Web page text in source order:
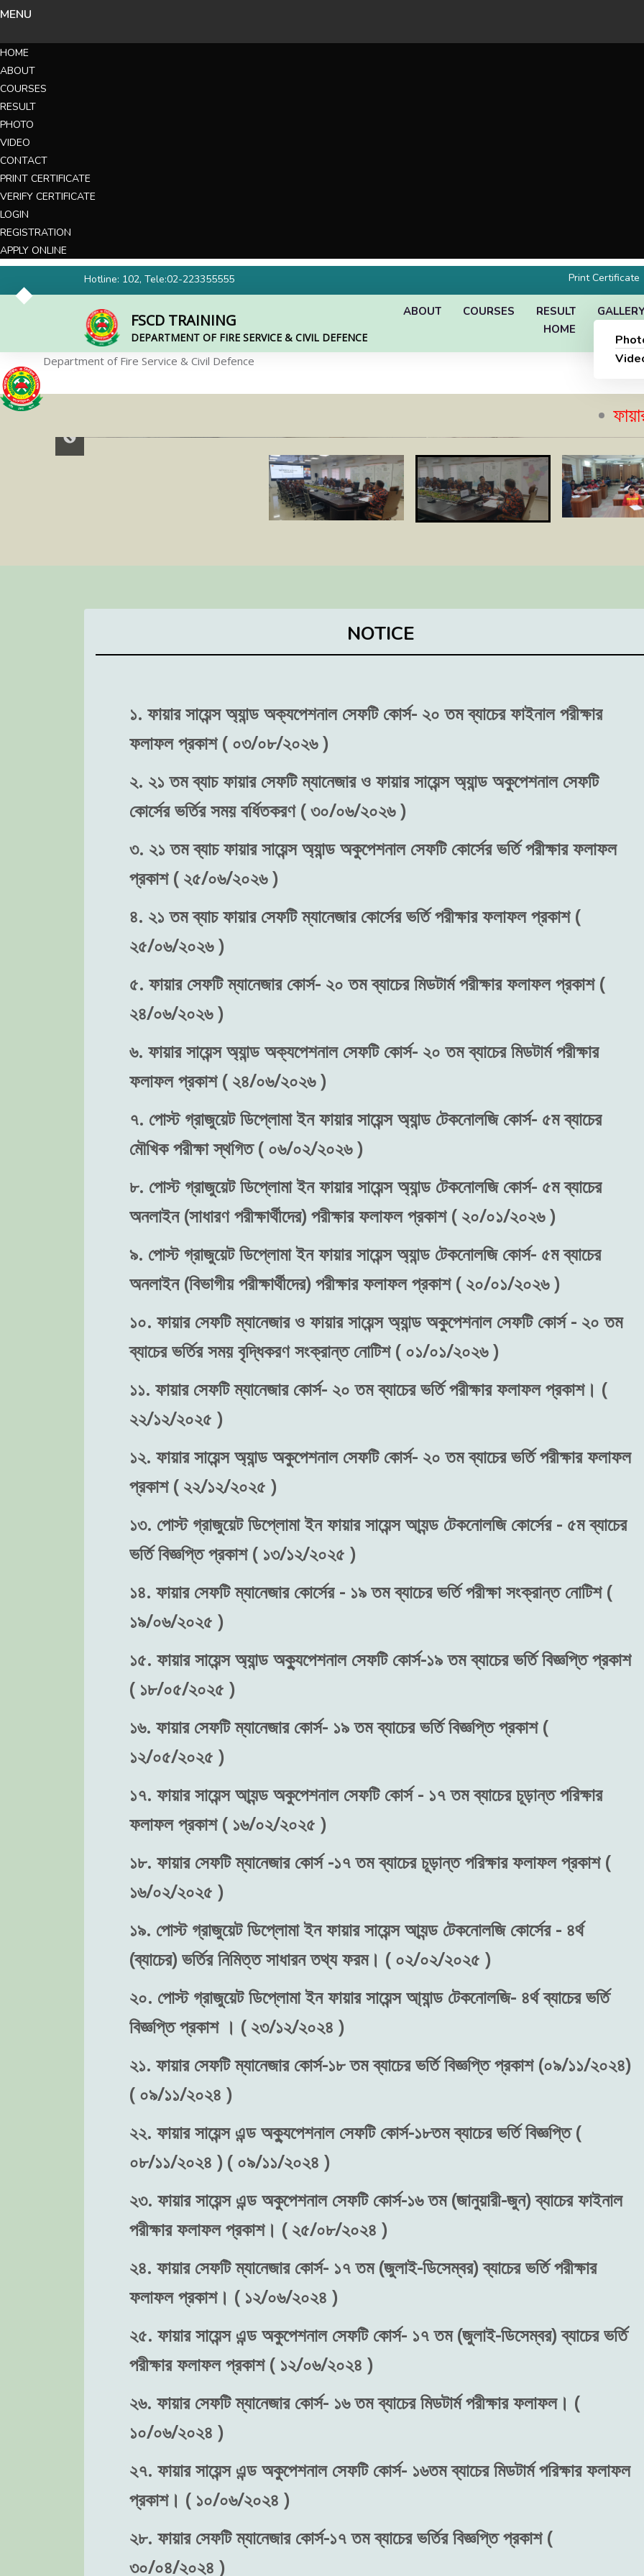
MENU
HOME
ABOUT
COURSES
RESULT
PHOTO
VIDEO
CONTACT
PRINT CERTIFICATE
VERIFY CERTIFICATE
LOGIN
REGISTRATION
APPLY ONLINE
Hotline: 102, Tele:02-223355555 Print Certificate
FSCD TRAINING
DEPARTMENT OF FIRE SERVICE & CIVIL DEFENCE
RESULT
COURSES
ABOUT
HOME
Department of Fire Service & Civil Defence
ফায়ার
NOTICE
১. ফায়ার সায়েন্স অ্যান্ড অক্যপেশনাল সেফটি কোর্স- ২০ তম ব্যাচের ফাইনাল পরীক্ষার
ফলাফল প্রকাশ ( ০৩/০৮/২০২৬ )
২. ২১ তম ব্যাচ ফায়ার সেফটি ম্যানেজার ও ফায়ার সায়েন্স অ্যান্ড অকুপেশনাল সেফটি
কোর্সের ভর্তির সময় বর্ধিতকরণ ( ৩০/০৬/২০২৬ )
৩. ২১ তম ব্যাচ ফায়ার সায়েন্স অ্যান্ড অকুপেশনাল সেফটি কোর্সের ভর্তি পরীক্ষার ফলাফল
প্রকাশ ( ২৫/০৬/২০২৬ )
৪. ২১ তম ব্যাচ ফায়ার সেফটি ম্যানেজার কোর্সের ভর্তি পরীক্ষার ফলাফল প্রকাশ (
২৫/০৬/২০২৬ )
৫. ফায়ার সেফটি ম্যানেজার কোর্স- ২০ তম ব্যাচের মিডটার্ম পরীক্ষার ফলাফল প্রকাশ (
২৪/০৬/২০২৬ )
৬. ফায়ার সায়েন্স অ্যান্ড অক্যপেশনাল সেফটি কোর্স- ২০ তম ব্যাচের মিডটার্ম পরীক্ষার
ফলাফল প্রকাশ ( ২৪/০৬/২০২৬ )
৭. পোস্ট গ্রাজুয়েট ডিপ্লোমা ইন ফায়ার সায়েন্স অ্যান্ড টেকনোলজি কোর্স- ৫ম ব্যাচের
মৌখিক পরীক্ষা স্থগিত ( ০৬/০২/২০২৬ )
৮. পোস্ট গ্রাজুয়েট ডিপ্লোমা ইন ফায়ার সায়েন্স অ্যান্ড টেকনোলজি কোর্স- ৫ম ব্যাচের
অনলাইন (সাধারণ পরীক্ষার্থীদের) পরীক্ষার ফলাফল প্রকাশ ( ২০/০১/২০২৬ )
৯. পোস্ট গ্রাজুয়েট ডিপ্লোমা ইন ফায়ার সায়েন্স অ্যান্ড টেকনোলজি কোর্স- ৫ম ব্যাচের
অনলাইন (বিভাগীয় পরীক্ষার্থীদের) পরীক্ষার ফলাফল প্রকাশ ( ২০/০১/২০২৬ )
১০. ফায়ার সেফটি ম্যানেজার ও ফায়ার সায়েন্স অ্যান্ড অকুপেশনাল সেফটি কোর্স - ২০ তম
ব্যাচের ভর্তির সময় বৃদ্ধিকরণ সংক্রান্ত নোটিশ ( ০১/০১/২০২৬ )
১১. ফায়ার সেফটি ম্যানেজার কোর্স- ২০ তম ব্যাচের ভর্তি পরীক্ষার ফলাফল প্রকাশ। (
২২/১২/২০২৫ )
১২. ফায়ার সায়েন্স অ্যান্ড অকুপেশনাল সেফটি কোর্স- ২০ তম ব্যাচের ভর্তি পরীক্ষার ফলাফল
প্রকাশ ( ২২/১২/২০২৫ )
১৩. পোস্ট গ্রাজুয়েট ডিপ্লোমা ইন ফায়ার সায়েন্স আ্যন্ড টেকনোলজি কোর্সের - ৫ম ব্যাচের
ভর্তি বিজ্ঞপ্তি প্রকাশ ( ১৩/১২/২০২৫ )
১৪. ফায়ার সেফটি ম্যানেজার কোর্সের - ১৯ তম ব্যাচের ভর্তি পরীক্ষা সংক্রান্ত নোটিশ (
১৯/০৬/২০২৫ )
১৫. ফায়ার সায়েন্স অ্যান্ড অক্যুপেশনাল সেফটি কোর্স-১৯ তম ব্যাচের ভর্তি বিজ্ঞপ্তি প্রকাশ
( ১৮/০৫/২০২৫ )
১৬. ফায়ার সেফটি ম্যানেজার কোর্স- ১৯ তম ব্যাচের ভর্তি বিজ্ঞপ্তি প্রকাশ (
১২/০৫/২০২৫ )
১৭. ফায়ার সায়েন্স আ্যন্ড অকুপেশনাল সেফটি কোর্স - ১৭ তম ব্যাচের চূড়ান্ত পরিক্ষার
ফলাফল প্রকাশ ( ১৬/০২/২০২৫ )
১৮. ফায়ার সেফটি ম্যানেজার কোর্স -১৭ তম ব্যাচের চূড়ান্ত পরিক্ষার ফলাফল প্রকাশ (
১৬/০২/২০২৫ )
১৯. পোস্ট গ্রাজুয়েট ডিপ্লোমা ইন ফায়ার সায়েন্স আ্যন্ড টেকনোলজি কোর্সের - ৪র্থ
(ব্যাচের) ভর্তির নিমিত্ত সাধারন তথ্য ফরম। ( ০২/০২/২০২৫ )
২০. পোস্ট গ্রাজুয়েট ডিপ্লোমা ইন ফায়ার সায়েন্স আ্যান্ড টেকনোলজি- ৪র্থ ব্যাচের ভর্তি
বিজ্ঞপ্তি প্রকাশ । ( ২৩/১২/২০২৪ )
২১. ফায়ার সেফটি ম্যানেজার কোর্স-১৮ তম ব্যাচের ভর্তি বিজ্ঞপ্তি প্রকাশ (০৯/১১/২০২৪)
( ০৯/১১/২০২৪ )
২২. ফায়ার সায়েন্স এন্ড অক্যুপেশনাল সেফটি কোর্স-১৮তম ব্যাচের ভর্তি বিজ্ঞপ্তি (
০৮/১১/২০২৪ ) ( ০৯/১১/২০২৪ )
২৩. ফায়ার সায়েন্স এন্ড অকুপেশনাল সেফটি কোর্স-১৬ তম (জানুয়ারী-জুন) ব্যাচের ফাইনাল
পরীক্ষার ফলাফল প্রকাশ। ( ২৫/০৮/২০২৪ )
২৪. ফায়ার সেফটি ম্যানেজার কোর্স- ১৭ তম (জুলাই-ডিসেম্বর) ব্যাচের ভর্তি পরীক্ষার
ফলাফল প্রকাশ। ( ১২/০৬/২০২৪ )
২৫. ফায়ার সায়েন্স এন্ড অকুপেশনাল সেফটি কোর্স- ১৭ তম (জুলাই-ডিসেম্বর) ব্যাচের ভর্তি
পরীক্ষার ফলাফল প্রকাশ ( ১২/০৬/২০২৪ )
২৬. ফায়ার সেফটি ম্যানেজার কোর্স- ১৬ তম ব্যাচের মিডটার্ম পরীক্ষার ফলাফল। (
১০/০৬/২০২৪ )
২৭. ফায়ার সায়েন্স এন্ড অকুপেশনাল সেফটি কোর্স- ১৬তম ব্যাচের মিডটার্ম পরিক্ষার ফলাফল
প্রকাশ। ( ১০/০৬/২০২৪ )
২৮. ফায়ার সেফটি ম্যানেজার কোর্স-১৭ তম ব্যাচের ভর্তির বিজ্ঞপ্তি প্রকাশ (
৩০/০৪/২০২৪ )